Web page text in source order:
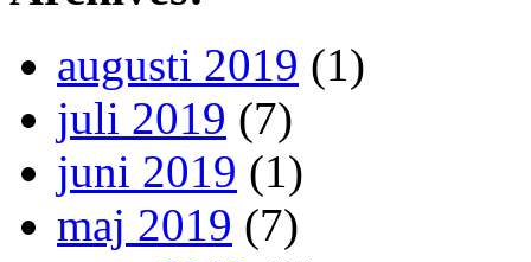
augusti 2019 (1)
juli 2019 (7)
juni 2019 (1)
maj 2019 (7)